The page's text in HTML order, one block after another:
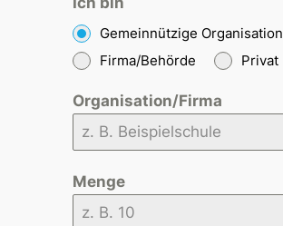
Gemeinnützige Organisation
Firma/Behörde
Privat
Organisation/Firma
Menge